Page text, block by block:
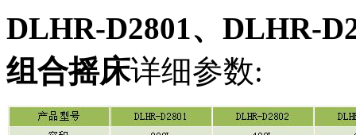
DLHR-D2801、DLHR-
组合摇床详细参数: